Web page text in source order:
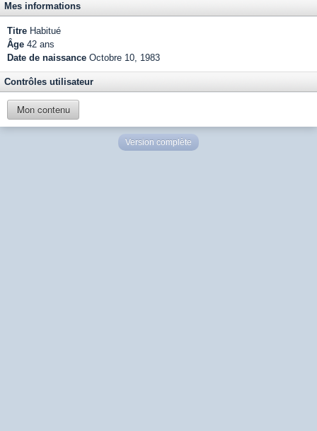
Mes informations
Titre Habitué
Âge 42 ans
Date de naissance Octobre 10, 1983
Contrôles utilisateur
Mon contenu
Version complète